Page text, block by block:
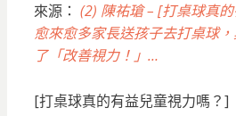
來源： (2) 陳祐瑲 – [打桌球真
愈來愈多家長送孩子去打桌球
了「改善視力！」…
[打桌球真的有益兒童視力嗎？]